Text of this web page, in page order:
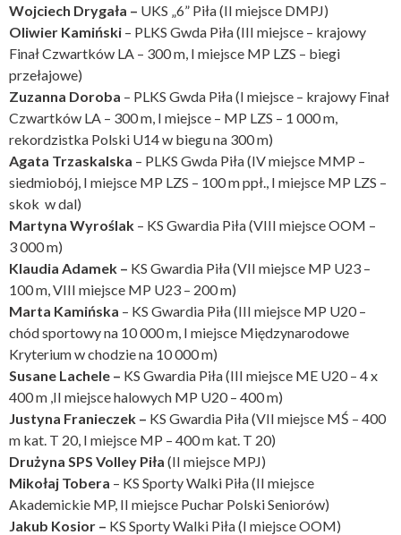
Wojciech Drygała – UKS „6” Piła (II miejsce DMPJ)
Oliwier Kamiński – PLKS Gwda Piła (III miejsce – krajowy
Finał Czwartków LA – 300 m, I miejsce MP LZS – biegi
przełajowe)
Zuzanna Doroba – PLKS Gwda Piła (I miejsce – krajowy Finał
Czwartków LA – 300 m, I miejsce – MP LZS – 1 000 m,
rekordzistka Polski U14 w biegu na 300 m)
Agata Trzaskalska – PLKS Gwda Piła (IV miejsce MMP –
siedmiobój, I miejsce MP LZS – 100 m ppł., I miejsce MP LZS –
skok w dal)
Martyna Wyroślak – KS Gwardia Piła (VIII miejsce OOM –
3 000 m)
Klaudia Adamek – KS Gwardia Piła (VII miejsce MP U23 –
100 m, VIII miejsce MP U23 – 200 m)
Marta Kamińska – KS Gwardia Piła (III miejsce MP U20 –
chód sportowy na 10 000 m, I miejsce Międzynarodowe
Kryterium w chodzie na 10 000 m)
Susane Lachele – KS Gwardia Piła (III miejsce ME U20 – 4 x
400 m ,II miejsce halowych MP U20 – 400 m)
Justyna Franieczek – KS Gwardia Piła (VII miejsce MŚ – 400
m kat. T 20, I miejsce MP – 400 m kat. T 20)
Drużyna SPS Volley Piła (II miejsce MPJ)
Mikołaj Tobera – KS Sporty Walki Piła (II miejsce
Akademickie MP, II miejsce Puchar Polski Seniorów)
Jakub Kosior – KS Sporty Walki Piła (I miejsce OOM)